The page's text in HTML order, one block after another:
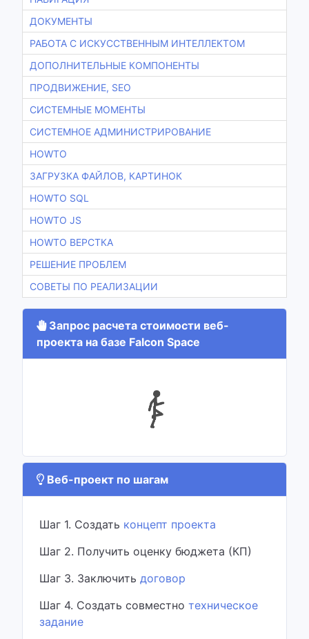
ДОКУМЕНТЫ
РАБОТА С ИСКУССТВЕННЫМ ИНТЕЛЛЕКТОМ
ДОПОЛНИТЕЛЬНЫЕ КОМПОНЕНТЫ
ПРОДВИЖЕНИЕ, SEO
СИСТЕМНЫЕ МОМЕНТЫ
СИСТЕМНОЕ АДМИНИСТРИРОВАНИЕ
HOWTO
ЗАГРУЗКА ФАЙЛОВ, КАРТИНОК
HOWTO SQL
HOWTO JS
HOWTO ВЕРСТКА
РЕШЕНИЕ ПРОБЛЕМ
СОВЕТЫ ПО РЕАЛИЗАЦИИ
Запрос расчета стоимости веб-
проекта на базе Falcon Space
Веб-проект по шагам
Шаг 1. Создать концепт проекта
Шаг 2. Получить оценку бюджета (КП)
Шаг 3. Заключить договор
Шаг 4. Создать совместно техническое
задание